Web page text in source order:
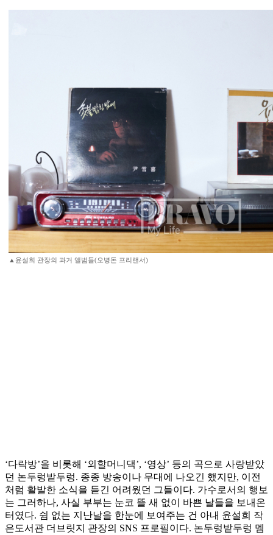
▲윤설희 관장의 과거 앨범들(오병돈 프리랜서)
‘다락방’을 비롯해 ‘외할머니댁’, ‘영상’ 등의 곡으로 사랑받았
던 논두렁밭두렁. 종종 방송이나 무대에 나오긴 했지만, 이전
처럼 활발한 소식을 듣긴 어려웠던 그들이다. 가수로서의 행보
는 그러하나, 사실 부부는 눈코 뜰 새 없이 바쁜 날들을 보내온
터였다. 쉼 없는 지난날을 한눈에 보여주는 건 아내 윤설희 작
은도서관 더브릿지 관장의 SNS 프로필이다. 논두렁밭두렁 멤